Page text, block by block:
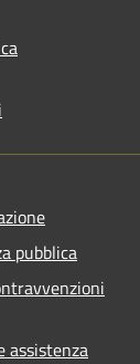
pubblica
assistenza